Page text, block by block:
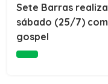
Sete Barras
sábado (25/7)
gospel